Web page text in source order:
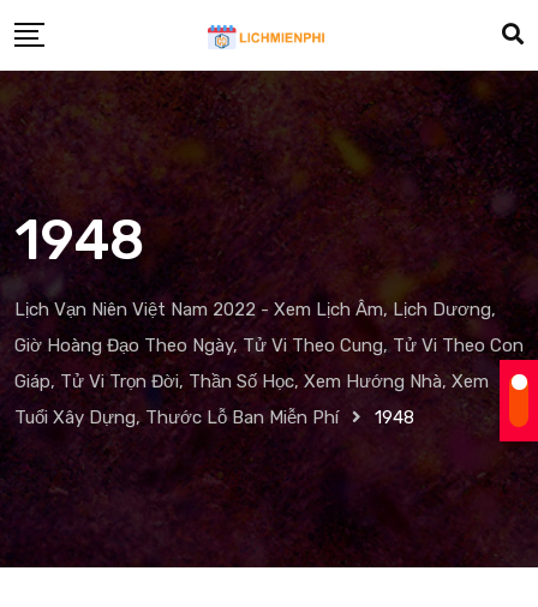
to
content
1948
Lịch Vạn Niên Việt Nam 2022 - Xem Lịch Âm, Lịch Dương,
Giờ Hoàng Đạo Theo Ngày, Tử Vi Theo Cung, Tử Vi Theo Con
Giáp, Tử Vi Trọn Đời, Thần Số Học, Xem Hướng Nhà, Xem
Tuổi Xây Dựng, Thước Lỗ Ban Miễn Phí
1948